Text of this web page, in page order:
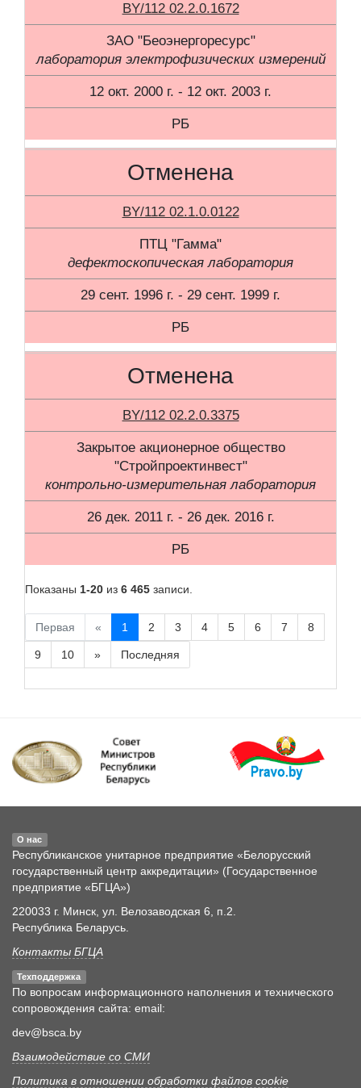
BY/112 02.2.0.1672
ЗАО "Беоэнергоресурс"
лаборатория электрофизических измерений
12 окт. 2000 г. - 12 окт. 2003 г.
РБ
Отменена
BY/112 02.1.0.0122
ПТЦ "Гамма"
дефектоскопическая лаборатория
29 сент. 1996 г. - 29 сент. 1999 г.
РБ
Отменена
BY/112 02.2.0.3375
Закрытое акционерное общество
"Стройпроектинвест"
контрольно-измерительная лаборатория
26 дек. 2011 г. - 26 дек. 2016 г.
РБ
Показаны 1-20 из 6 465 записи.
Первая « 1 2 3 4 5 6 7 8
9 10 » Последняя
О нас
Республиканское унитарное предприятие «Белорусский
государственный центр аккредитации» (Государственное
предприятие «БГЦА»)
220033 г. Минск, ул. Велозаводская 6, п.2.
Республика Беларусь.
Контакты БГЦА
Техподдержка
По вопросам информационного наполнения и технического
сопровождения сайта: email:
dev@bsca.by
Взаимодействие со СМИ
Политика в отношении обработки файлов cookie